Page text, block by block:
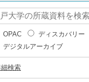
OPAC
ディスカバリー
デジタルアーカイブ
検索